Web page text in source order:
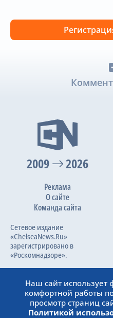
2009 2026
Реклама
О сайте
Команда сайта
Сетевое издание
«ChelseaNews.Ru»
зарегистрировано в
«Роскомнадзоре».
ФС 77 – 87138.
Наш сайт использует
комфортной работы
просмотр страниц
Политикой